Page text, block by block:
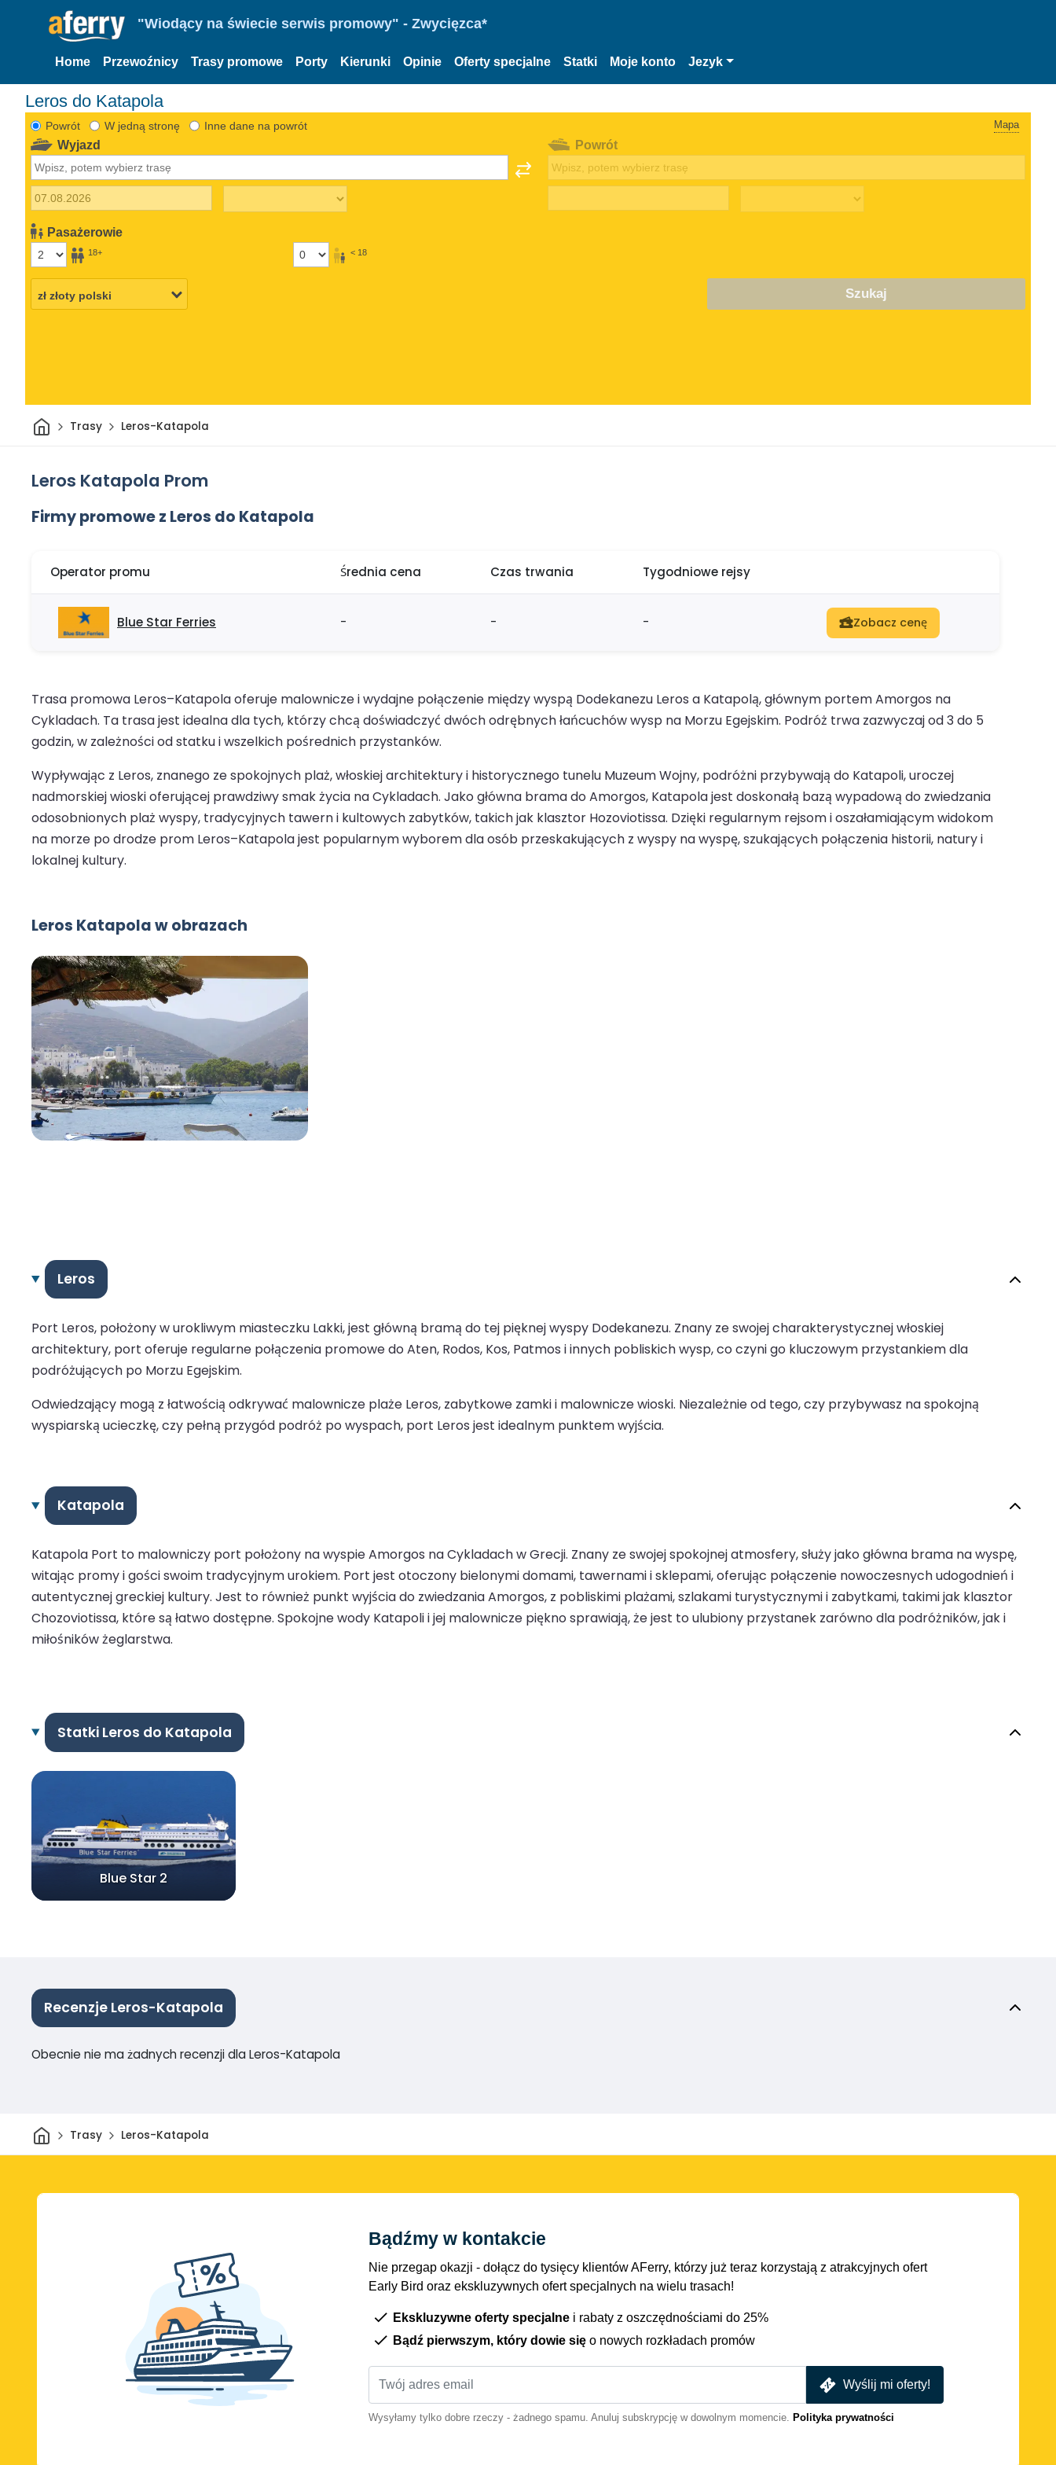
"Wiodący na świecie serwis promowy" - Zwycięzca*
Home Przewoźnicy Trasy promowe Porty Kierunki Opinie Oferty specjalne Statki Moje konto Jezyk
Leros do Katapola
Powrót W jedną stronę Inne dane na powrót Mapa
Wyjazd
Pasażerowie
18+ < 18
Powrót
Szukaj
DomTrasy Leros-Katapola
Leros Katapola Prom
Firmy promowe z Leros do Katapola
Operator promu Średnia cena Czas trwania Tygodniowe rejsy
Blue Star Ferries - - - Zobacz cenę
Trasa promowa Leros–Katapola oferuje malownicze i wydajne połączenie między wyspą Dodekanezu Leros a Katapolą, głównym portem Amorgos na
Cykladach. Ta trasa jest idealna dla tych, którzy chcą doświadczyć dwóch odrębnych łańcuchów wysp na Morzu Egejskim. Podróż trwa zazwyczaj od 3 do 5
godzin, w zależności od statku i wszelkich pośrednich przystanków.
Wypływając z Leros, znanego ze spokojnych plaż, włoskiej architektury i historycznego tunelu Muzeum Wojny, podróżni przybywają do Katapoli, uroczej
nadmorskiej wioski oferującej prawdziwy smak życia na Cykladach. Jako główna brama do Amorgos, Katapola jest doskonałą bazą wypadową do zwiedzania
odosobnionych plaż wyspy, tradycyjnych tawern i kultowych zabytków, takich jak klasztor Hozoviotissa. Dzięki regularnym rejsom i oszałamiającym widokom
na morze po drodze prom Leros–Katapola jest popularnym wyborem dla osób przeskakujących z wyspy na wyspę, szukających połączenia historii, natury i
lokalnej kultury.
Leros Katapola w obrazach
Leros
Port Leros, położony w urokliwym miasteczku Lakki, jest główną bramą do tej pięknej wyspy Dodekanezu. Znany ze swojej charakterystycznej włoskiej
architektury, port oferuje regularne połączenia promowe do Aten, Rodos, Kos, Patmos i innych pobliskich wysp, co czyni go kluczowym przystankiem dla
podróżujących po Morzu Egejskim.
Odwiedzający mogą z łatwością odkrywać malownicze plaże Leros, zabytkowe zamki i malownicze wioski. Niezależnie od tego, czy przybywasz na spokojną
wyspiarską ucieczkę, czy pełną przygód podróż po wyspach, port Leros jest idealnym punktem wyjścia.
Katapola
Katapola Port to malowniczy port położony na wyspie Amorgos na Cykladach w Grecji. Znany ze swojej spokojnej atmosfery, służy jako główna brama na wyspę,
witając promy i gości swoim tradycyjnym urokiem. Port jest otoczony bielonymi domami, tawernami i sklepami, oferując połączenie nowoczesnych udogodnień i
autentycznej greckiej kultury. Jest to również punkt wyjścia do zwiedzania Amorgos, z pobliskimi plażami, szlakami turystycznymi i zabytkami, takimi jak klasztor
Chozoviotissa, które są łatwo dostępne. Spokojne wody Katapoli i jej malownicze piękno sprawiają, że jest to ulubiony przystanek zarówno dla podróżników, jak i
miłośników żeglarstwa.
Statki Leros do Katapola
Blue Star 2
Recenzje Leros-Katapola
Obecnie nie ma żadnych recenzji dla Leros-Katapola
DomTrasy Leros-Katapola
Bądźmy w kontakcie
Nie przegap okazji - dołącz do tysięcy klientów AFerry, którzy już teraz korzystają z atrakcyjnych ofert
Early Bird oraz ekskluzywnych ofert specjalnych na wielu trasach!
Ekskluzywne oferty specjalne i rabaty z oszczędnościami do 25%
Bądź pierwszym, który dowie się o nowych rozkładach promów
Wyślij mi oferty!
Wysyłamy tylko dobre rzeczy - żadnego spamu. Anuluj subskrypcję w dowolnym momencie. Polityka prywatności